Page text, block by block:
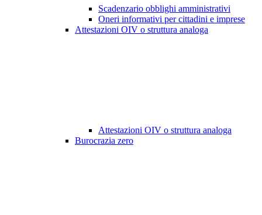
Scadenzario obblighi amministrativi
Oneri informativi per cittadini e imprese
Attestazioni OIV o struttura analoga
Attestazioni OIV o struttura analoga
Burocrazia zero